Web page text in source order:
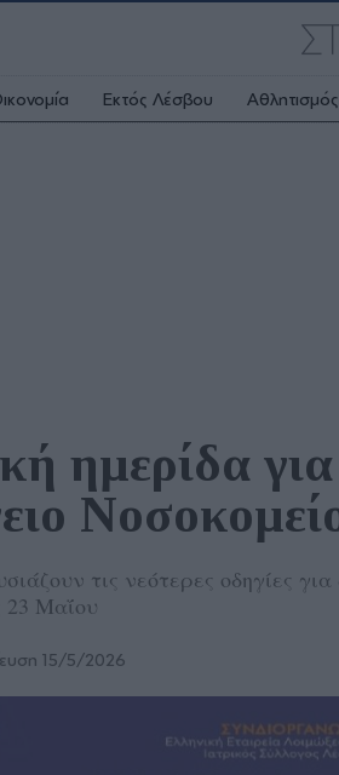
Εκτός Λέσβου Αθλητισμός
ημερίδα για
τις νεότερες οδηγίες
23 Μαΐου
15/5/2026